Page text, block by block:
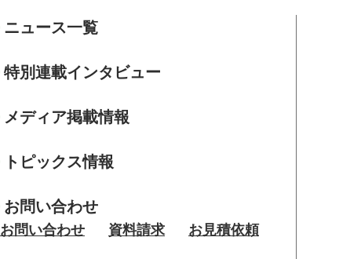
ニュース一覧
特別連載インタビュー
メディア掲載情報
トピックス情報
お問い合わせ
お問い合わせ 資料請求 お見積依頼